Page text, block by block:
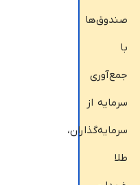
صندوق‌ها
با
جمع‌آوری
سرمایه از
سرمایه‌گذاران،
طلا